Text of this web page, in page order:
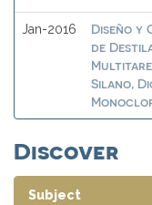
Jan-2016
Diseño y
de
Silano,
Discover
Subject